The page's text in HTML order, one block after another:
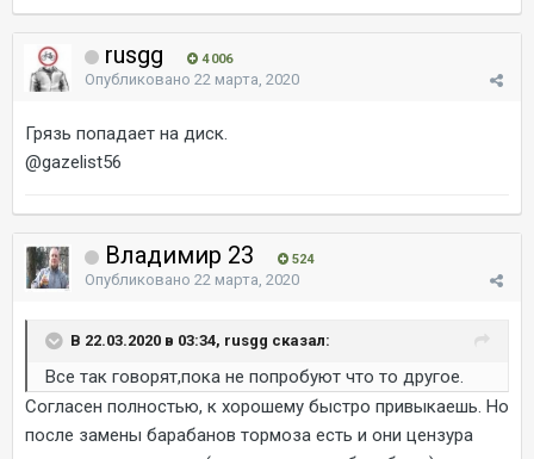
rusgg 4 006
Опубликовано 22 марта, 2020
Грязь попадает на диск.
@gazelist56
Владимир 23 524
Опубликовано 22 марта, 2020
В 22.03.2020 в 03:34, rusgg сказал:
Все так говорят,пока не попробуют что то другое.
Согласен полностью, к хорошему быстро привыкаешь. Но
после замены барабанов тормоза есть и они цензура